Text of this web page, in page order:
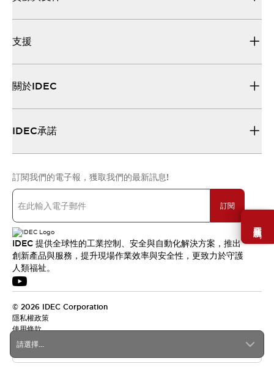
需要幫助嗎？
請選擇...
支援
關於IDEC
IDEC承諾
訂閱我們的電子報，獲取我們的最新訊息!
訂閱
IDEC 提供全球性的工業控制、安全與自動化解決方案，推出
創新產品與服務，提升現場作業效率與安全性，更致力於守護
人類福祉。
© 2026 IDEC Corporation
隱私權政策
使用條款
台灣